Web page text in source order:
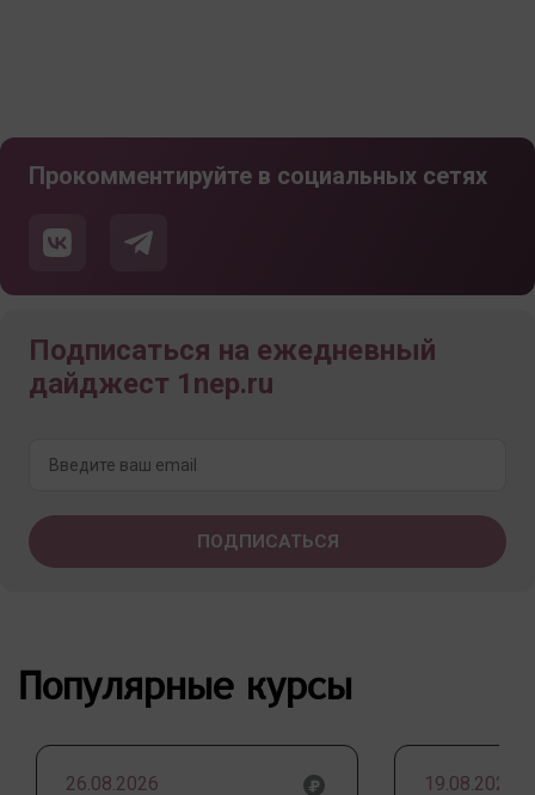
Прокомментируйте в социальных сетях
Подписаться на ежедневный
дайджест 1nep.ru
Популярные курсы
26.08.2026 19.08.2026